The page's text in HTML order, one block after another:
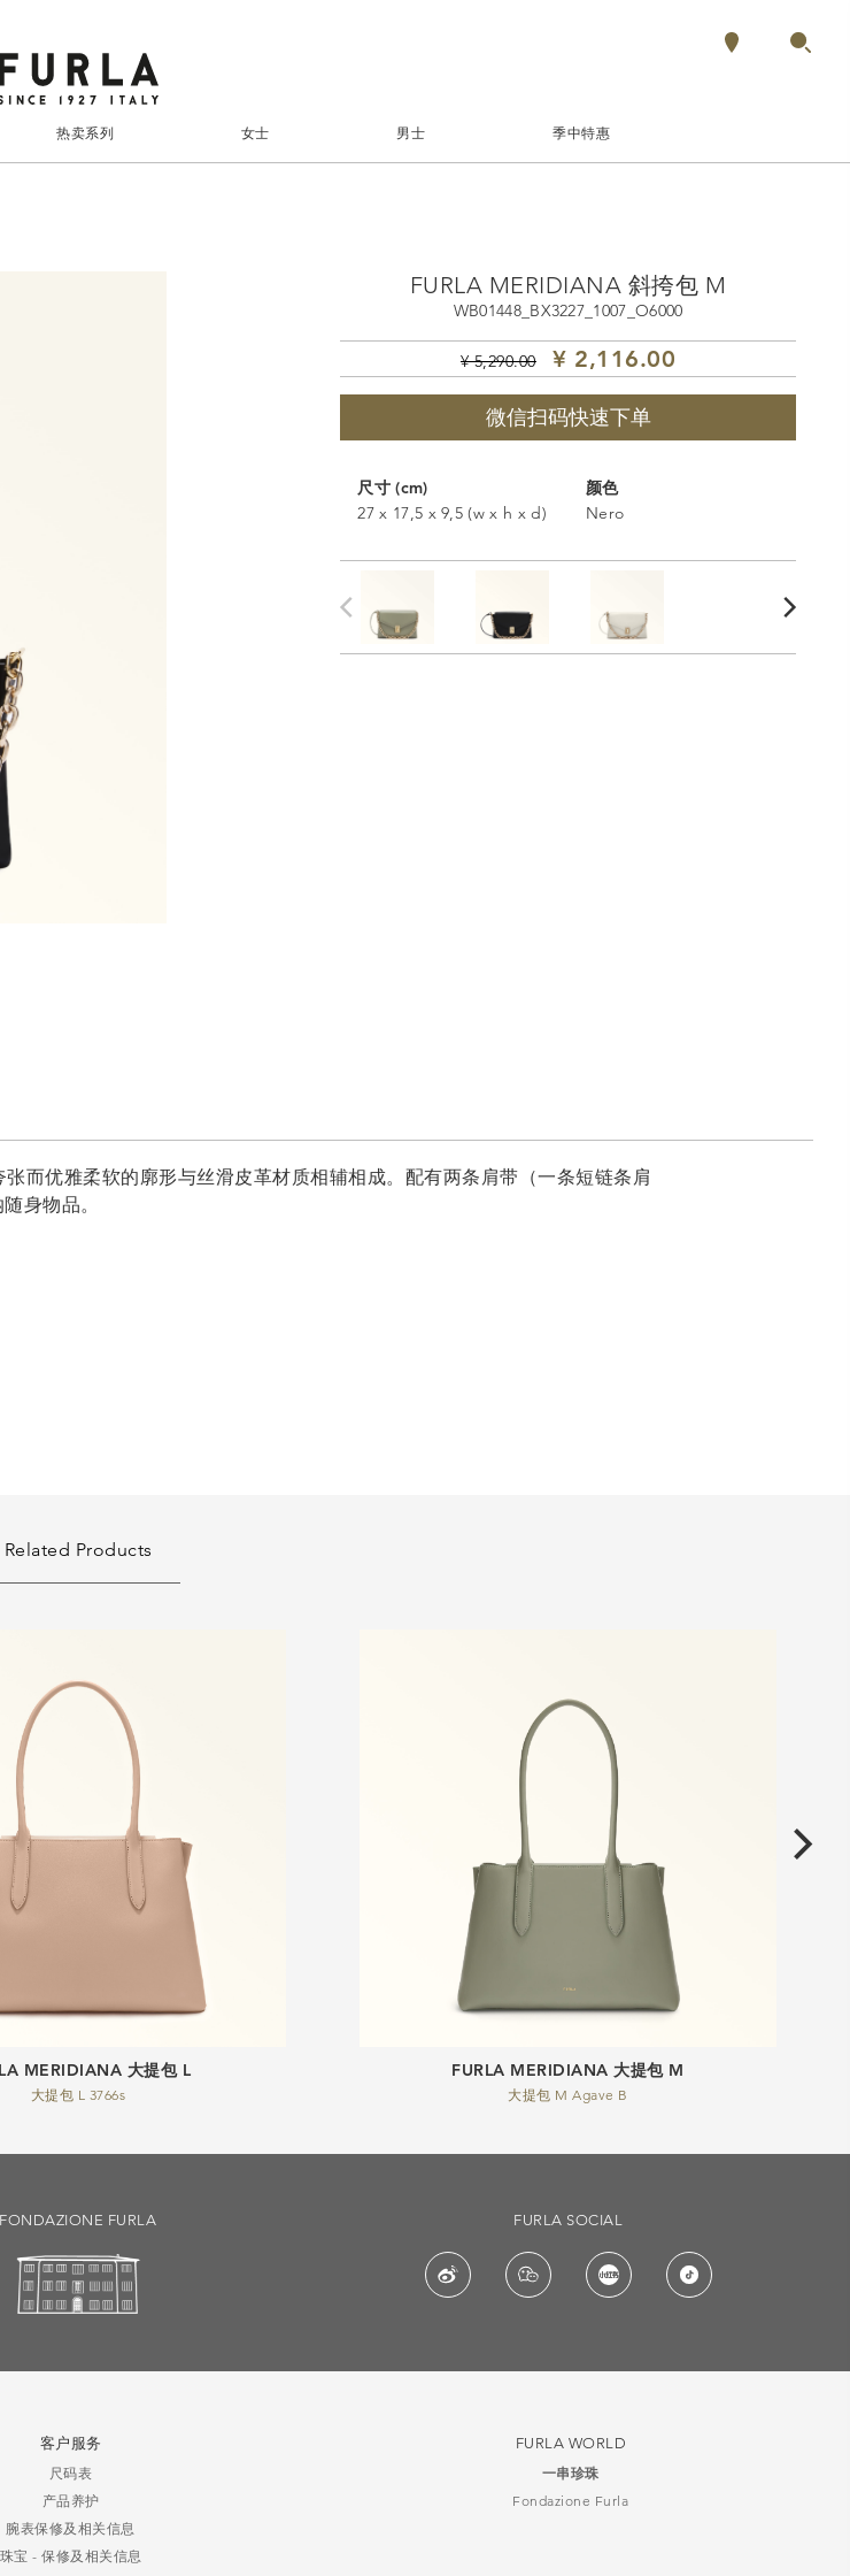
热卖系列 女士 男士 季中特惠
FURLA MERIDIANA 斜挎包 M
WB01448_BX3227_1007_O6000
¥ 5,290.00 ¥ 2,116.00
微信扫码快速下单
尺寸 (cm)
27 x 17,5 x 9,5 (w x h x d)
颜色
Nero
而优雅柔软的廓形与丝滑皮革材质相辅相成。配有两条肩带（一条短链条肩
身物品。
Related Products
MERIDIANA 大提包 L
大提包 L 3766s
FURLA MERIDIANA 大提包 M
大提包 M Agave B
FONDAZIONE FURLA FURLA SOCIAL
客户服务
尺码表
产品养护
腕表保修及相关信息
珠宝 - 保修及相关信息
FURLA WORLD
一串珍珠
Fondazione Furla